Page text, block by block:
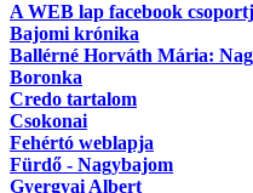
A WEB lap facebook
Bajomi krónika
Ballérné Horváth Mária:
Boronka
Credo tartalom
Csokonai
Fehértó weblapja
Fürdő - Nagybajom
Gyergyai Albert